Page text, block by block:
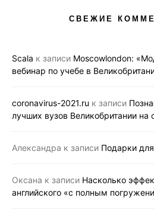
СВЕЖИЕ
Scala к записи Moscowlondon:
вебинар по учебе в
coronavirus-2021.ru к записи
лучших вузов Великобритании на
Александра к записи Подарки
Оксана к записи Насколько
английского «с полным